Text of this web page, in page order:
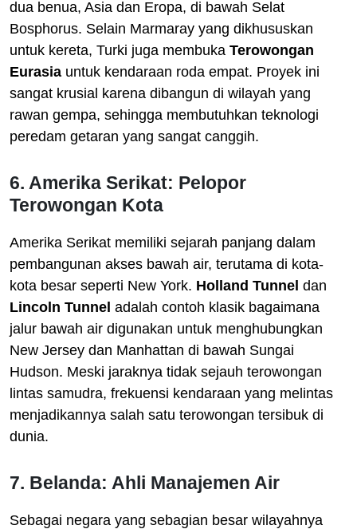
dua benua, Asia dan Eropa, di bawah Selat
Bosphorus. Selain Marmaray yang dikhususkan
untuk kereta, Turki juga membuka Terowongan
Eurasia untuk kendaraan roda empat. Proyek ini
sangat krusial karena dibangun di wilayah yang
rawan gempa, sehingga membutuhkan teknologi
peredam getaran yang sangat canggih.
6. Amerika Serikat: Pelopor
Terowongan Kota
Amerika Serikat memiliki sejarah panjang dalam
pembangunan akses bawah air, terutama di kota-
kota besar seperti New York. Holland Tunnel dan
Lincoln Tunnel adalah contoh klasik bagaimana
jalur bawah air digunakan untuk menghubungkan
New Jersey dan Manhattan di bawah Sungai
Hudson. Meski jaraknya tidak sejauh terowongan
lintas samudra, frekuensi kendaraan yang melintas
menjadikannya salah satu terowongan tersibuk di
dunia.
7. Belanda: Ahli Manajemen Air
Sebagai negara yang sebagian besar wilayahnya